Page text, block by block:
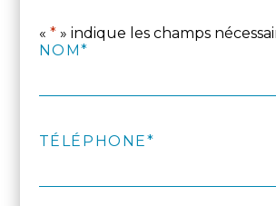
« *» indique les champs
NOM*
TÉLÉPHONE*